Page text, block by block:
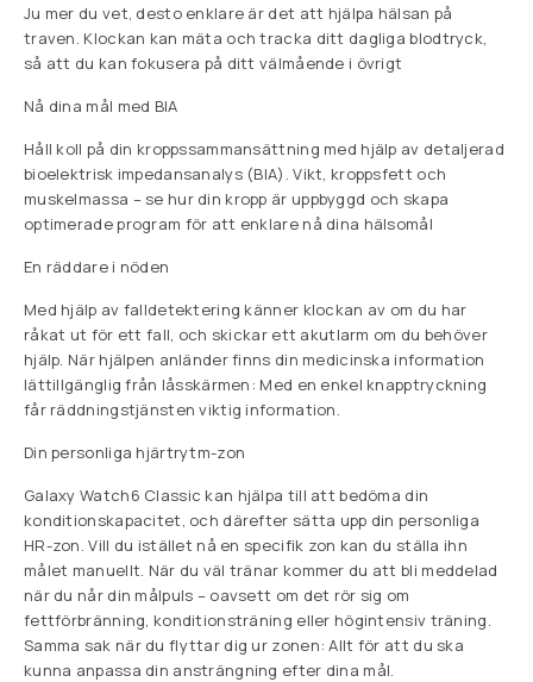
Ju mer du vet, desto enklare är det att hjälpa hälsan på
traven. Klockan kan mäta och tracka ditt dagliga blodtryck,
så att du kan fokusera på ditt välmående i övrigt
Nå dina mål med BIA
Håll koll på din kroppssammansättning med hjälp av detaljerad
bioelektrisk impedansanalys (BIA). Vikt, kroppsfett och
muskelmassa – se hur din kropp är uppbyggd och skapa
optimerade program för att enklare nå dina hälsomål
En räddare i nöden
Med hjälp av falldetektering känner klockan av om du har
råkat ut för ett fall, och skickar ett akutlarm om du behöver
hjälp. När hjälpen anländer finns din medicinska information
lättillgänglig från låsskärmen: Med en enkel knapptryckning
får räddningstjänsten viktig information.
Din personliga hjärtrytm-zon
Galaxy Watch6 Classic kan hjälpa till att bedöma din
konditionskapacitet, och därefter sätta upp din personliga
HR-zon. Vill du istället nå en specifik zon kan du ställa ihn
målet manuellt. När du väl tränar kommer du att bli meddelad
när du når din målpuls – oavsett om det rör sig om
fettförbränning, konditionsträning eller högintensiv träning.
Samma sak när du flyttar dig ur zonen: Allt för att du ska
kunna anpassa din ansträngning efter dina mål.